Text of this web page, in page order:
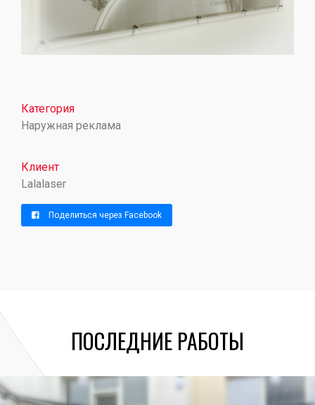
Категория
Наружная реклама
Клиент
Lalalaser
Поделиться через Facebook
ПОСЛЕДНИЕ РАБОТЫ